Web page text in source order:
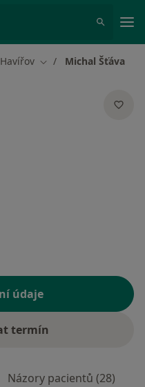
Havířov Změna města
Michal Šťáva
údaje
termín
Názory pacientů (28)